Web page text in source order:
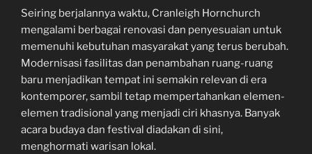
Seiring berjalannya waktu, Cranleigh Hornchurch
mengalami berbagai renovasi dan penyesuaian untuk
memenuhi kebutuhan masyarakat yang terus berubah.
Modernisasi fasilitas dan penambahan ruang-ruang
baru menjadikan tempat ini semakin relevan di era
kontemporer, sambil tetap mempertahankan elemen-
elemen tradisional yang menjadi ciri khasnya. Banyak
acara budaya dan festival diadakan di sini,
menghormati warisan lokal.